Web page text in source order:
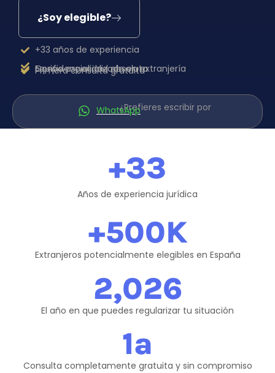
¿Soy elegible?
+33 años de experiencia
Primera consulta gratuita
Equipo especializado en extranjería
Confidencialidad absoluta
¿Prefieres escribir por
WhatsApp
Años de experiencia jurídica
+33
Extranjeros potencialmente elegibles en España
+500K
El año en que puedes regularizar tu situación
2,026
Consulta completamente gratuita y sin compromiso
1ª